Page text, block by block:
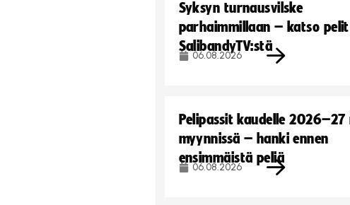
Syksyn turnausvilske
parhaimmillaan – katso pelit
SalibandyTV:stä
06.08.2026
Pelipassit kaudelle
myynnissä – hanki ennen
ensimmäistä peliä
06.08.2026